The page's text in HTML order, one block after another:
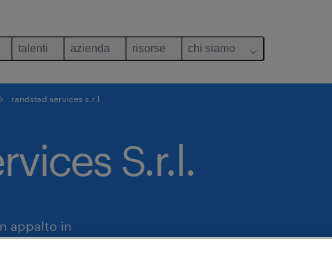
talenti azienda risorse chi siamo
randstad services s.r.l
S.r.l.
appalto in